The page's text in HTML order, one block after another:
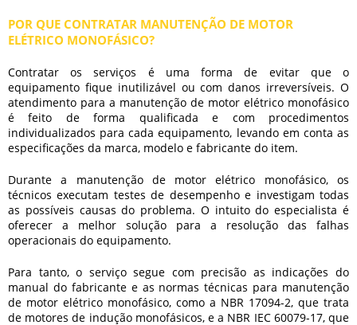
POR QUE CONTRATAR MANUTENÇÃO DE MOTOR
ELÉTRICO MONOFÁSICO?
Contratar os serviços é uma forma de evitar que o
equipamento fique inutilizável ou com danos irreversíveis. O
atendimento para a manutenção de motor elétrico monofásico
é feito de forma qualificada e com procedimentos
individualizados para cada equipamento, levando em conta as
especificações da marca, modelo e fabricante do item.
Durante a manutenção de motor elétrico monofásico, os
técnicos executam testes de desempenho e investigam todas
as possíveis causas do problema. O intuito do especialista é
oferecer a melhor solução para a resolução das falhas
operacionais do equipamento.
Para tanto, o serviço segue com precisão as indicações do
manual do fabricante e as normas técnicas para manutenção
de motor elétrico monofásico, como a NBR 17094-2, que trata
de motores de indução monofásicos, e a NBR IEC 60079-17, que